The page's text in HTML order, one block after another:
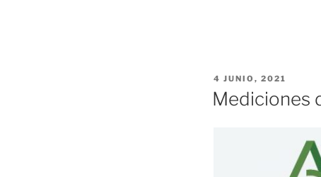
PUBLICADO
EL
4 JUNIO, 2021
Mediciones